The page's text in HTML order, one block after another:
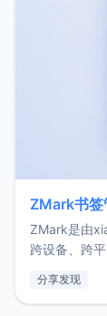
ZMark书签
ZMark是由
跨设备、跨
用，让管理
分享发现